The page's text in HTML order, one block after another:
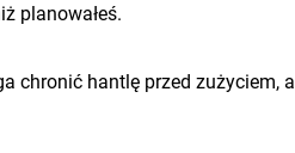
planowałeś.
chronić hantlę przed zużyciem, a